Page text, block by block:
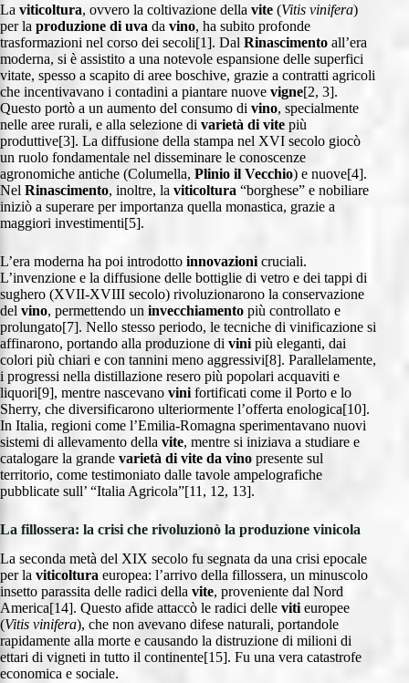
La viticoltura, ovvero la coltivazione della vite (Vitis vinifera)
per la produzione di uva da vino, ha subito profonde
trasformazioni nel corso dei secoli[1]. Dal Rinascimento all’era
moderna, si è assistito a una notevole espansione delle superfici
vitate, spesso a scapito di aree boschive, grazie a contratti agricoli
che incentivavano i contadini a piantare nuove vigne[2, 3].
Questo portò a un aumento del consumo di vino, specialmente
nelle aree rurali, e alla selezione di varietà di vite più
produttive[3]. La diffusione della stampa nel XVI secolo giocò
un ruolo fondamentale nel disseminare le conoscenze
agronomiche antiche (Columella, Plinio il Vecchio) e nuove[4].
Nel Rinascimento, inoltre, la viticoltura “borghese” e nobiliare
iniziò a superare per importanza quella monastica, grazie a
maggiori investimenti[5].
L’era moderna ha poi introdotto innovazioni cruciali.
L’invenzione e la diffusione delle bottiglie di vetro e dei tappi di
sughero (XVII-XVIII secolo) rivoluzionarono la conservazione
del vino, permettendo un invecchiamento più controllato e
prolungato[7]. Nello stesso periodo, le tecniche di vinificazione si
affinarono, portando alla produzione di vini più eleganti, dai
colori più chiari e con tannini meno aggressivi[8]. Parallelamente,
i progressi nella distillazione resero più popolari acquaviti e
liquori[9], mentre nascevano vini fortificati come il Porto e lo
Sherry, che diversificarono ulteriormente l’offerta enologica[10].
In Italia, regioni come l’Emilia-Romagna sperimentavano nuovi
sistemi di allevamento della vite, mentre si iniziava a studiare e
catalogare la grande varietà di vite da vino presente sul
territorio, come testimoniato dalle tavole ampelografiche
pubblicate sull’ “Italia Agricola”[11, 12, 13].
La fillossera: la crisi che rivoluzionò la produzione vinicola
La seconda metà del XIX secolo fu segnata da una crisi epocale
per la viticoltura europea: l’arrivo della fillossera, un minuscolo
insetto parassita delle radici della vite, proveniente dal Nord
America[14]. Questo afide attaccò le radici delle viti europee
(Vitis vinifera), che non avevano difese naturali, portandole
rapidamente alla morte e causando la distruzione di milioni di
ettari di vigneti in tutto il continente[15]. Fu una vera catastrofe
economica e sociale.